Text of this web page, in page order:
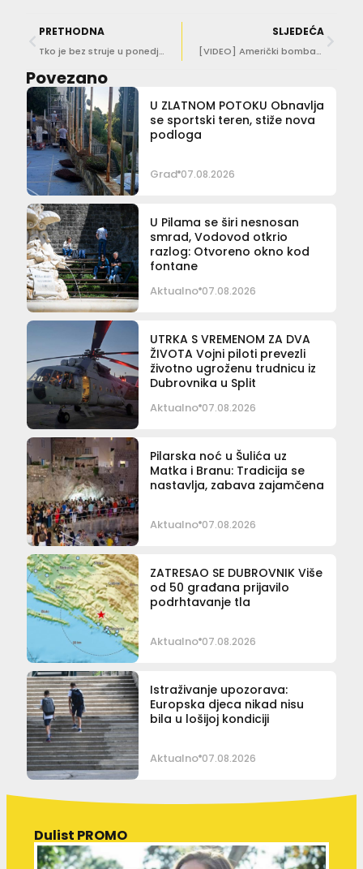
PRETHODNA
Tko je bez struje u ponedjeljak i utorak?
SLJEDEĆA
[VIDEO] Američki bombarderi preletjeli iznad Dubrovnika
Povezano
U ZLATNOM POTOKU Obnavlja
se sportski teren, stiže nova
podloga
Grad 07.08.2026
U Pilama se širi nesnosan
smrad, Vodovod otkrio
razlog: Otvoreno okno kod
fontane
Aktualno 07.08.2026
UTRKA S VREMENOM ZA DVA
ŽIVOTA Vojni piloti prevezli
životno ugroženu trudnicu iz
Dubrovnika u Split
Aktualno 07.08.2026
Pilarska noć u Šulića uz
Matka i Branu: Tradicija se
nastavlja, zabava zajamčena
Aktualno 07.08.2026
ZATRESAO SE DUBROVNIK Više
od 50 građana prijavilo
podrhtavanje tla
Aktualno 07.08.2026
Istraživanje upozorava:
Europska djeca nikad nisu
bila u lošijoj kondiciji
Aktualno 07.08.2026
Dulist PROMO